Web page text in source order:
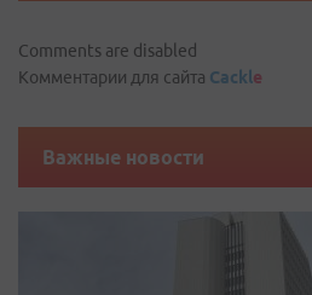
Comments are disabled
Комментарии для сайта Cackle
Важные новости